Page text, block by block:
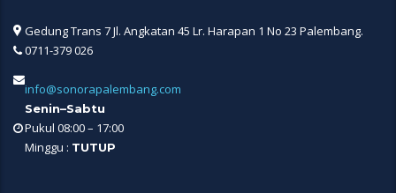
Gedung Trans 7 Jl. Angkatan 45 Lr. Harapan 1 No 23 Palembang.
0711-379 026
info@sonorapalembang.com
Senin–Sabtu
Pukul 08:00 – 17:00
Minggu : TUTUP